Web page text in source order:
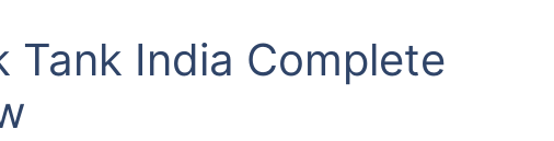
Tank India Complete